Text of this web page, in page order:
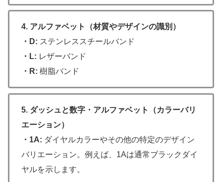
4. アルファベット（材質やデザインの識別）
・D: ステンレススチールバンド
・L: レザーバンド
・R: 樹脂バンド
5. ダッシュと数字・アルファベット（カラーバリ
エーション）
・1A: ダイヤルカラーやその他の特定のデザイン
バリエーション。例えば、1Aは通常ブラックダイ
ヤルを示します。